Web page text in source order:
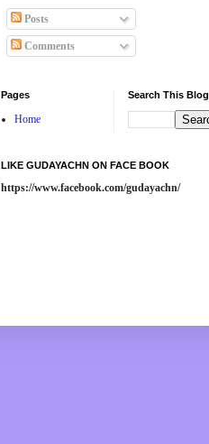
Posts
Comments
Pages
Home
Search This Blog
LIKE GUDAYACHN ON FACE BOOK
https://www.facebook.com/gudayachn/